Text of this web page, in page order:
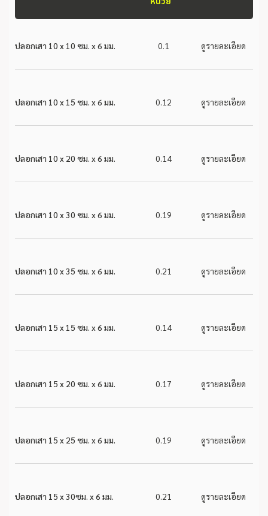
ปลอกเสา 10 x 10 ซม. x 6 มม. 0.1 ดูรายละเอียด
ปลอกเสา 10 x 15 ซม. x 6 มม. 0.12 ดูรายละเอียด
ปลอกเสา 10 x 20 ซม. x 6 มม. 0.14 ดูรายละเอียด
ปลอกเสา 10 x 30 ซม. x 6 มม. 0.19 ดูรายละเอียด
ปลอกเสา 10 x 35 ซม. x 6 มม. 0.21 ดูรายละเอียด
ปลอกเสา 15 x 15 ซม. x 6 มม. 0.14 ดูรายละเอียด
ปลอกเสา 15 x 20 ซม. x 6 มม. 0.17 ดูรายละเอียด
ปลอกเสา 15 x 25 ซม. x 6 มม. 0.19 ดูรายละเอียด
ปลอกเสา 15 x 30ซม. x 6 มม. 0.21 ดูรายละเอียด